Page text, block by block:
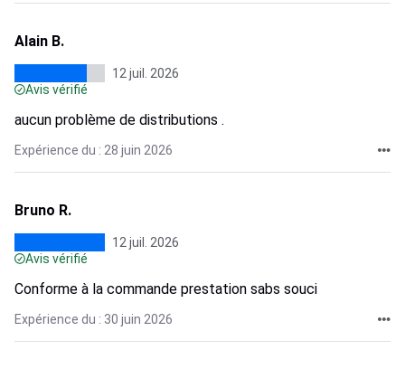
Alain B.
12 juil. 2026
Avis vérifié
aucun problème de distributions .
Expérience du : 28 juin 2026
Bruno R.
12 juil. 2026
Avis vérifié
Conforme à la commande prestation sabs souci
Expérience du : 30 juin 2026